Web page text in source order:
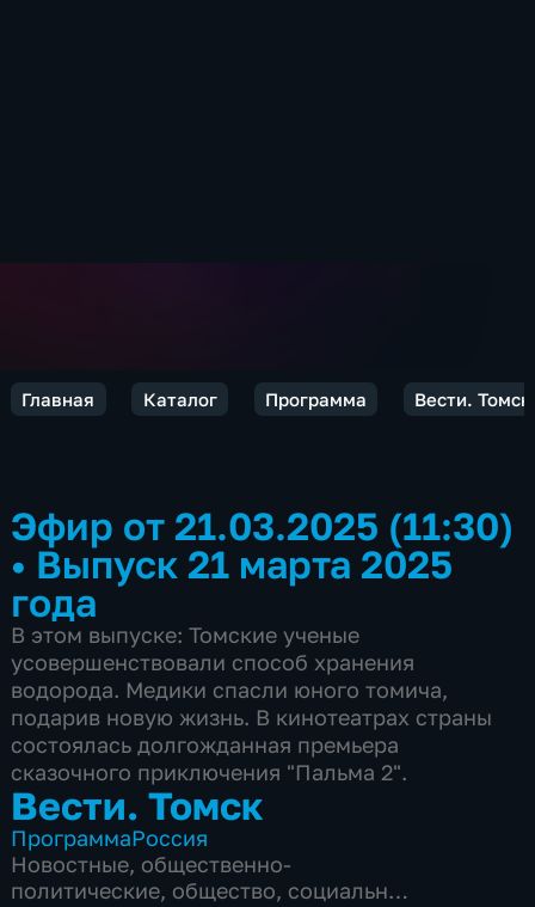
Главная Каталог Программа Вести. Томск
Эфир от 21.03.2025 (11:30)
• Выпуск 21 марта 2025
года
В этом выпуске: Томские ученые
усовершенствовали способ хранения
водорода. Медики спасли юного томича,
подарив новую жизнь. В кинотеатрах страны
состоялась долгожданная премьера
сказочного приключения "Пальма 2".
Вести. Томск
ПрограммаРоссия
Новостные, общественно-
политические, общество, социально-